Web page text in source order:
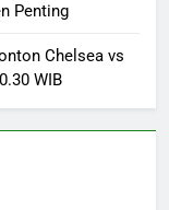
Penting
Chelsea vs
WIB